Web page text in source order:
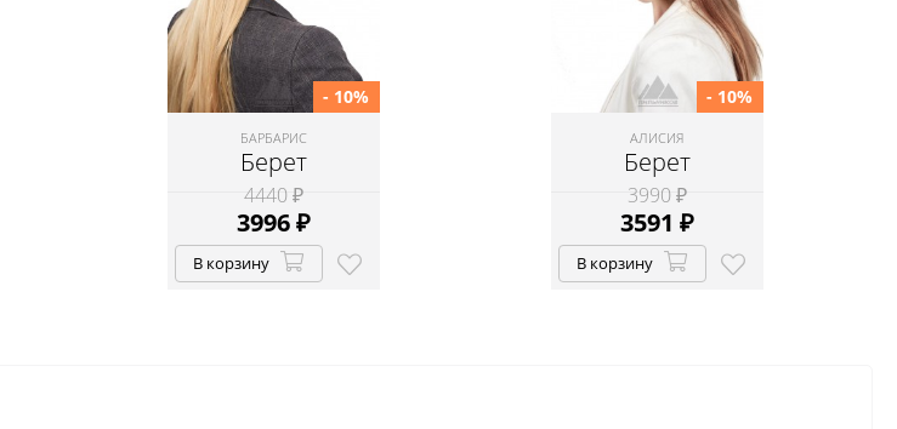
БАРБАРИС
Берет
4440 ₽
3996₽
- 10%
В корзину
АЛИСИЯ
Берет
3990 ₽
3591 ₽
- 10%
В корзину